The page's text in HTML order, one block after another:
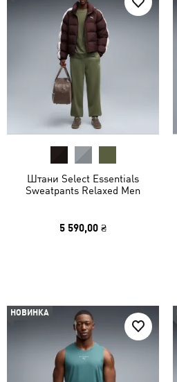
Штани Select Essentials
Sweatpants Relaxed Men
5 590,00 ₴
НОВИНКА